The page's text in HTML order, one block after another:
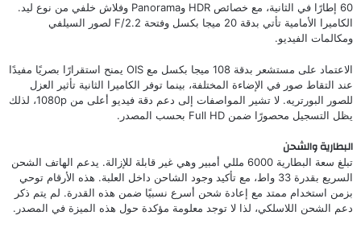
60 إطارًا في الثانية، مع خصائص HDR وPanorama وفلاش خلفي من نوع ليد.
الكاميرا الأمامية تأتي بدقة 20 ميجا بكسل وفتحة F/2.2 لصور السيلفي
ومكالمات الفيديو.
الاعتماد على مستشعر بدقة 108 ميجا بكسل مع OIS يمنح استقرارًا بصريًا مفيدًا
عند التقاط صور في الإضاءة المختلفة، بينما توفر الكاميرا الثانية تأثير العزل
للصور البورتريه. لا تشير المواصفات إلى دعم دقة فيديو أعلى من 1080p، لذلك
يظل التسجيل محصورًا ضمن Full HD بحسب المصدر.
البطارية والشحن
تبلغ سعة البطارية 6000 مللي أمبير وهي غير قابلة للإزالة. يدعم الهاتف الشحن
السريع بقدرة 33 واط، مع تأكيد وجود الشاحن داخل العلبة. هذه الأرقام توحي
بزمن استخدام ممتد مع إعادة شحن أسرع نسبيًا ضمن هذه القدرة. لم يتم ذكر
دعم الشحن اللاسلكي، لذا لا توجد معلومة مؤكدة حول هذه الميزة في المصدر.